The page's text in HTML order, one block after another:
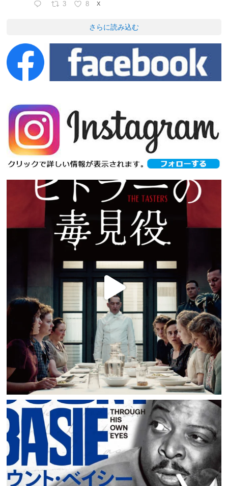
3 8 X
さらに読み込む